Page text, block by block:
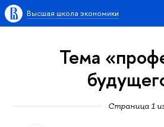
Высшая школа экономики
Тема
Страница 1